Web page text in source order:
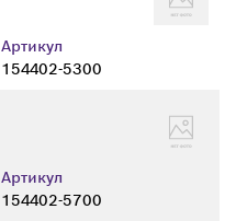
Артикул
154402-5300
Артикул
154402-5700